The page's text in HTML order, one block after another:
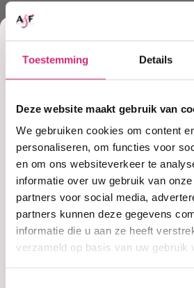
Toestemming Details
Deze website maakt gebruik van
We gebruiken cookies om content
personaliseren, om functies voor
en om ons websiteverkeer te
informatie over uw gebruik van
partners voor social media,
partners kunnen deze gegevens
informatie die u aan ze heeft
verzameld op basis van uw gebruik
Filter
Yari 100% Natural
op je
eerste